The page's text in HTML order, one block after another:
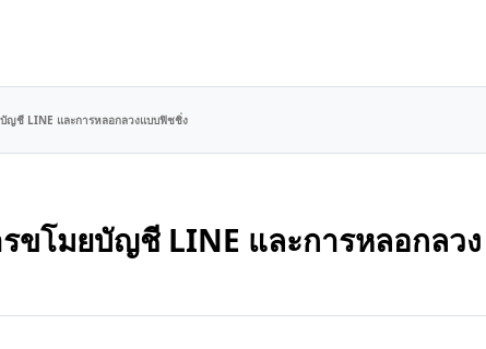
ญชี LINE และการหลอกลวงแบบฟิชชิ่ง
ขโมยบัญชี LINE และการหลอกลวง